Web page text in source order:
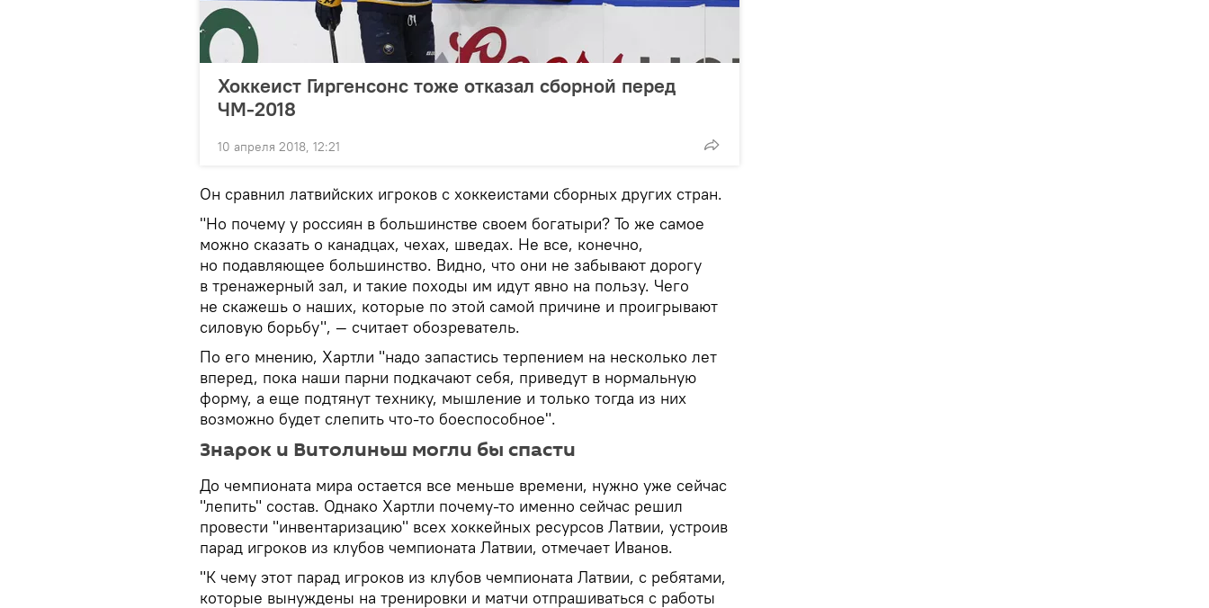
Хоккеист Гиргенсонс тоже отказал сборной перед
ЧМ-2018
10 апреля 2018, 12:21
Он сравнил латвийских игроков с хоккеистами сборных других стран.
"Но почему у россиян в большинстве своем богатыри? То же самое
можно сказать о канадцах, чехах, шведах. Не все, конечно,
но подавляющее большинство. Видно, что они не забывают дорогу
в тренажерный зал, и такие походы им идут явно на пользу. Чего
не скажешь о наших, которые по этой самой причине и проигрывают
силовую борьбу", — считает обозреватель.
По его мнению, Хартли "надо запастись терпением на несколько лет
вперед, пока наши парни подкачают себя, приведут в нормальную
форму, а еще подтянут технику, мышление и только тогда из них
возможно будет слепить что-то боеспособное".
Знарок и Витолиньш могли бы спасти
До чемпионата мира остается все меньше времени, нужно уже сейчас
"лепить" состав. Однако Хартли почему-то именно сейчас решил
провести "инвентаризацию" всех хоккейных ресурсов Латвии, устроив
парад игроков из клубов чемпионата Латвии, отмечает Иванов.
"К чему этот парад игроков из клубов чемпионата Латвии, с ребятами,
которые вынуждены на тренировки и матчи отпрашиваться с работы